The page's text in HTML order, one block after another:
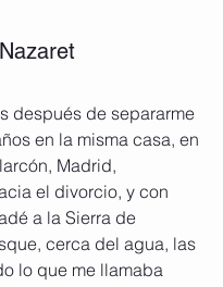
después de separarme
en la misma casa, en
Madrid,
el divorcio, y con
a la Sierra de
cerca del agua, las
lo que me llamaba